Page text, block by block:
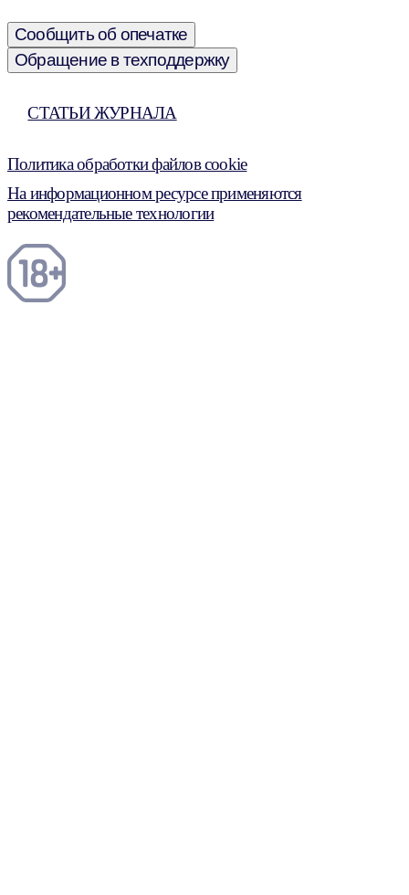
Сообщить об опечатке
Обращение в техподдержку
СТАТЬИ ЖУРНАЛА
Политика обработки файлов cookie
На информационном ресурсе применяются
рекомендательные технологии